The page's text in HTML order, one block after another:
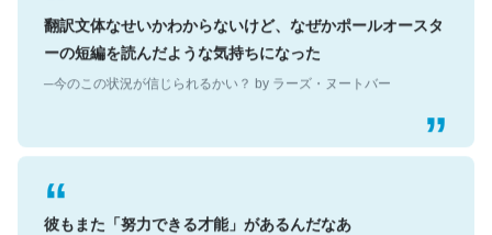
翻訳文体なせいかわからないけど、なぜかポールオースタ
ーの短編を読んだような気持ちになった
─今のこの状況が信じられるかい？ by ラーズ・ヌートバー
彼もまた「努力できる才能」があるんだなあ